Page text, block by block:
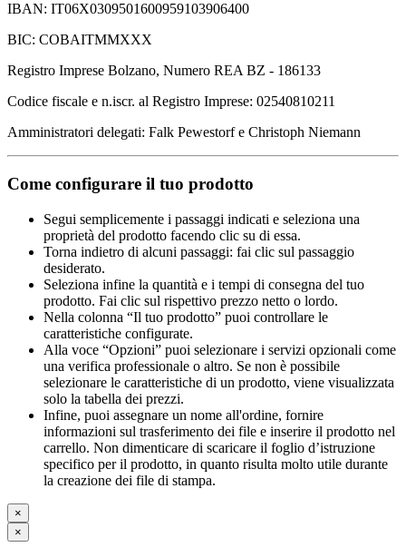
IBAN: IT06X0309501600959103906400
BIC: COBAITMMXXX
Registro Imprese Bolzano, Numero REA BZ - 186133
Codice fiscale e n.iscr. al Registro Imprese: 02540810211
Amministratori delegati: Falk Pewestorf e Christoph Niemann
Come configurare il tuo prodotto
Segui semplicemente i passaggi indicati e seleziona una
proprietà del prodotto facendo clic su di essa.
Torna indietro di alcuni passaggi: fai clic sul passaggio
desiderato.
Seleziona infine la quantità e i tempi di consegna del tuo
prodotto. Fai clic sul rispettivo prezzo netto o lordo.
Nella colonna “Il tuo prodotto” puoi controllare le
caratteristiche configurate.
Alla voce “Opzioni” puoi selezionare i servizi opzionali come
una verifica professionale o altro. Se non è possibile
selezionare le caratteristiche di un prodotto, viene visualizzata
solo la tabella dei prezzi.
Infine, puoi assegnare un nome all'ordine, fornire
informazioni sul trasferimento dei file e inserire il prodotto nel
carrello. Non dimenticare di scaricare il foglio d’istruzione
specifico per il prodotto, in quanto risulta molto utile durante
la creazione dei file di stampa.
×
×